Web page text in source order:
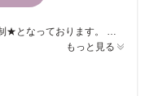
一軒家の一室の小さな和室のため★完全予約制★となっております。 プライベート空間で、あなたの【美容と健康】を全力でトータルサポートさせて頂きます！ 自分自身が長年、体の不調で悩んでいましたが、カイロプラクティックに出会い、身体の不調の原因を知り、施術を受けることにより自分自身は勿論、家族の調子も良くなったことから、一人でも多くの方にカイロプラクティックを知って頂き、体験し健康になって頂きたいという思いからカイロプラクティックを始めました。 私自身が元患者という事もあり、お一人お一人の痛みや悩みに寄り添った施術を心がけております。 こんな事で通ってもいいですか？と質問いただくこともありますが、どんな些細なお悩みでもお気軽にお問合せください。 肩や首のコリ、腰の痛み、不眠や頭痛、女性特有のお悩みなどのお身体の症状から、猫背やお肌のお悩み、ダイエットなどの美容面のお悩みまで対応させていただいております。 不調の原因は様々ですので、丁寧なカウンセリングでお一人お一人に合わせた施術プログラムをご提案しております どこに行っても同じと諦めている方、諦める前に一度お問合せ下さい。
もっと見る